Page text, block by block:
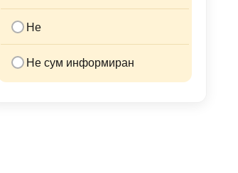
Не
Не сум информиран